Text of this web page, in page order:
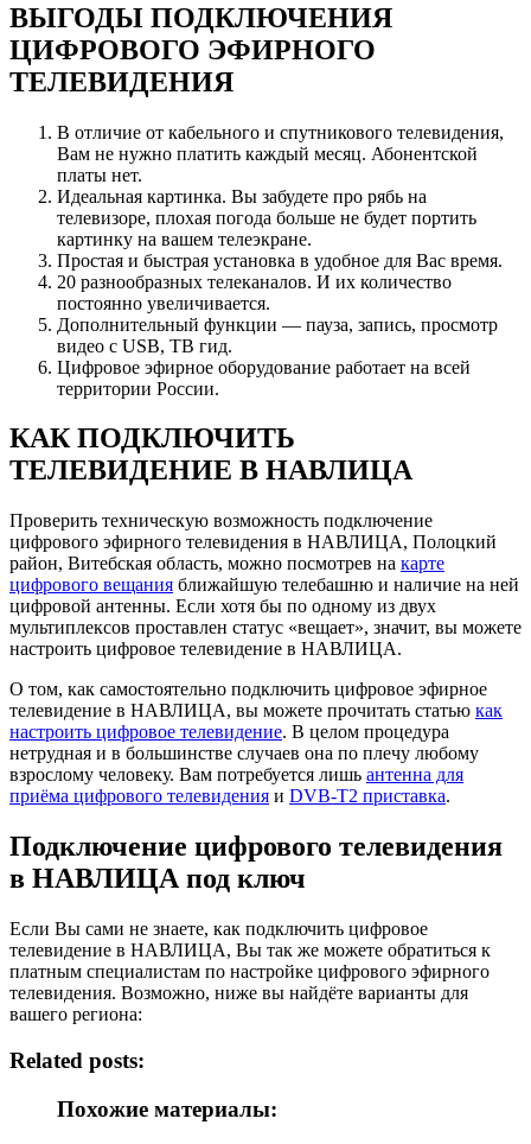
ВЫГОДЫ ПОДКЛЮЧЕНИЯ
ЦИФРОВОГО ЭФИРНОГО
ТЕЛЕВИДЕНИЯ
В отличие от кабельного и спутникового телевидения,
Вам не нужно платить каждый месяц. Абонентской
платы нет.
Идеальная картинка. Вы забудете про рябь на
телевизоре, плохая погода больше не будет портить
картинку на вашем телеэкране.
Простая и быстрая установка в удобное для Вас время.
20 разнообразных телеканалов. И их количество
постоянно увеличивается.
Дополнительный функции — пауза, запись, просмотр
видео с USB, ТВ гид.
Цифровое эфирное оборудование работает на всей
территории России.
КАК ПОДКЛЮЧИТЬ
ТЕЛЕВИДЕНИЕ В НАВЛИЦА
Проверить техническую возможность подключение
цифрового эфирного телевидения в НАВЛИЦА, Полоцкий
район, Витебская область, можно посмотрев на карте
цифрового вещания ближайшую телебашню и наличие на ней
цифровой антенны. Если хотя бы по одному из двух
мультиплексов проставлен статус «вещает», значит, вы можете
настроить цифровое телевидение в НАВЛИЦА.
О том, как самостоятельно подключить цифровое эфирное
телевидение в НАВЛИЦА, вы можете прочитать статью как
настроить цифровое телевидение. В целом процедура
нетрудная и в большинстве случаев она по плечу любому
взрослому человеку. Вам потребуется лишь антенна для
приёма цифрового телевидения и DVB-T2 приставка.
Подключение цифрового телевидения
в НАВЛИЦА под ключ
Если Вы сами не знаете, как подключить цифровое
телевидение в НАВЛИЦА, Вы так же можете обратиться к
платным специалистам по настройке цифрового эфирного
телевидения. Возможно, ниже вы найдёте варианты для
вашего региона:
Related posts:
Похожие материалы: